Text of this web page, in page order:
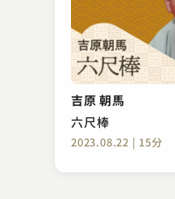
吉原 朝馬
六尺棒
2023.08.22 | 15分
川柳 つくし
ロック根問
2023.11.18 | 12分